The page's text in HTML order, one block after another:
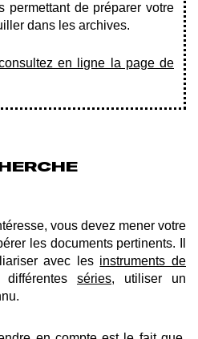
permettant de préparer votre
dans les archives.
en ligne la page de
vous devez mener votre
les documents pertinents. Il
avec les instruments de
séries, utiliser un